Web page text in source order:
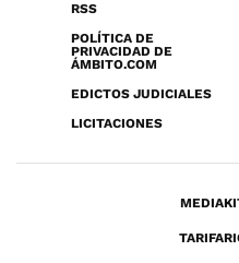
RSS
POLÍTICA DE
PRIVACIDAD DE
ÁMBITO.COM
EDICTOS JUDICIALES
LICITACIONES